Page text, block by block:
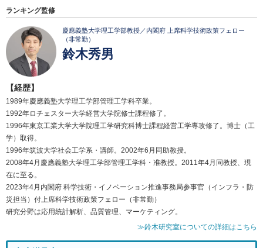
ランキング監修
慶應義塾大学理工学部教授／内閣府 上席科学技術政策フェロー
（非常勤）
鈴木秀男
【経歴】
1989年慶應義塾大学理工学部管理工学科卒業。
1992年ロチェスター大学経営大学院修士課程修了。
1996年東京工業大学大学院理工学研究科博士課程経営工学専攻修了。博士（工
学）取得。
1996年筑波大学社会工学系・講師。2002年6月同助教授。
2008年4月慶應義塾大学理工学部管理工学科・准教授。2011年4月同教授、現
在に至る。
2023年4月内閣府 科学技術・イノベーション推進事務局参事官（インフラ・防
災担当）付上席科学技術政策フェロー（非常勤）
研究分野は応用統計解析、品質管理、マーケティング。
≫鈴木研究室についての詳細はこちら